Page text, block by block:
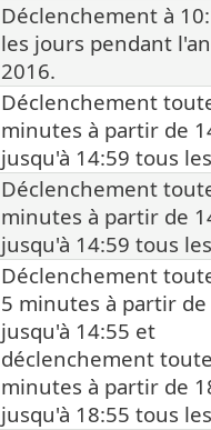
Déclenchement à
les jours pendant
2016.
Déclenchement
minutes à partir de
jusqu'à 14:59 tous
Déclenchement
minutes à partir de
jusqu'à 14:59 tous
Déclenchement
5 minutes à partir de
jusqu'à 14:55 et
déclenchement
minutes à partir de
jusqu'à 18:55 tous